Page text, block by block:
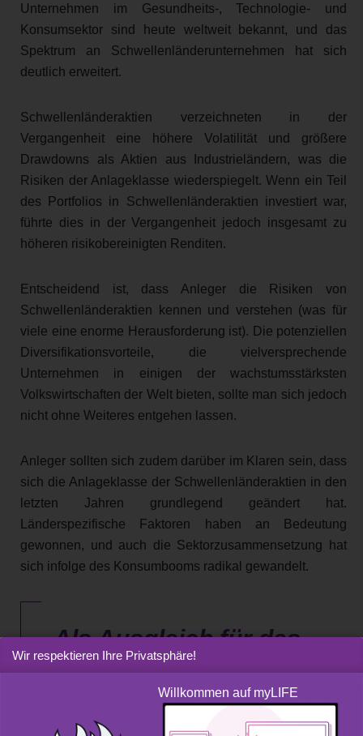
Unternehmen im Gesundheits-, Technologie- und
Konsumsektor sind heute weltweit bekannt, und das
Spektrum an Schwellenländerunternehmen hat sich
deutlich erweitert.
Schwellenländeraktien verzeichneten in der
Vergangenheit eine höhere Volatilität und größere
Drawdowns als Aktien aus Industrieländern, was die
Risiken der Anlageklasse wiederspiegelt. Wenn ein Teil
des Portfolios in Schwellenländeraktien investiert war,
führte dies in der Vergangenheit jedoch insgesamt zu
höheren risikobereinigten Renditen.
Entscheidend ist, dass Anleger die Risiken von
Schwellenländeraktien kennen und verstehen (was für
viele eine enorme Herausforderung ist). Die potenziellen
Diversifikationsvorteile, die vielversprechende
Unternehmen in einigen der wachstumsstärksten
Volkswirtschaften der Welt bieten, sollte man sich jedoch
nicht ohne Weiteres entgehen lassen.
Anleger sollten sich zudem darüber im Klaren sein, dass
sich die Anlageklasse der Schwellenländeraktien in den
letzten Jahren grundlegend geändert hat.
Länderspezifische Faktoren haben an Bedeutung
gewonnen, und auch die Sektorzusammensetzung hat
sich infolge des Konsumbooms radikal gewandelt.
Als Ausgleich für das
zusätzliche Risiko boten
Schwellenländeranleihen
Wir respektieren Ihre Privatsphäre!
Willkommen auf myLIFE